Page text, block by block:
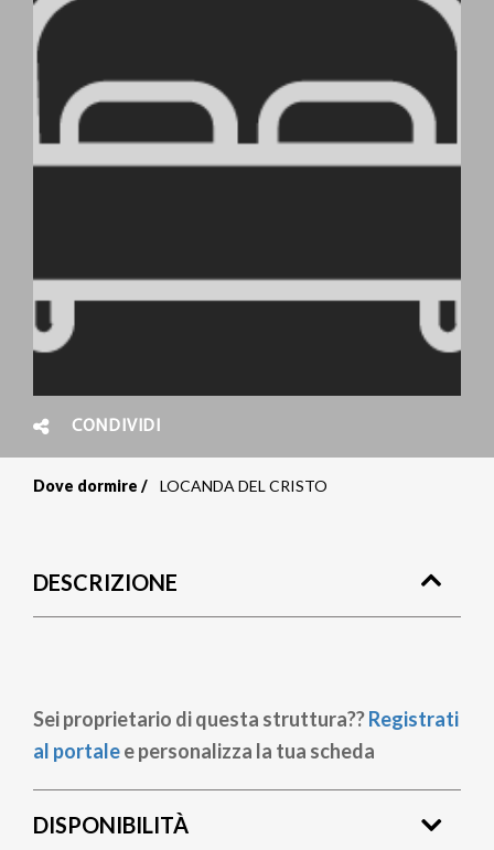
CONDIVIDI
pane
Dove dormire LOCANDA DEL CRISTO
DESCRIZIONE
Sei proprietario di questa struttura??Registrati
al portalee personalizza la tua scheda
DISPONIBILITÀ